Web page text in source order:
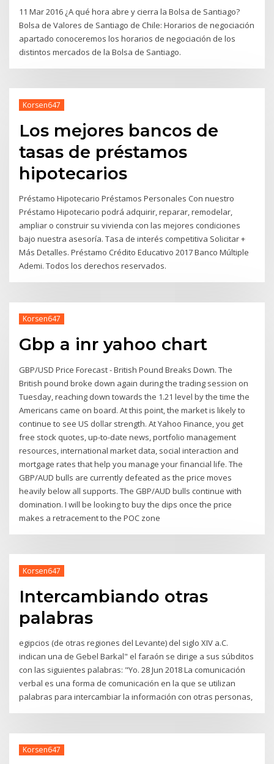
11 Mar 2016 ¿A qué hora abre y cierra la Bolsa de Santiago?
Bolsa de Valores de Santiago de Chile: Horarios de negociación
apartado conoceremos los horarios de negociación de los
distintos mercados de la Bolsa de Santiago.
Korsen647
Los mejores bancos de
tasas de préstamos
hipotecarios
Préstamo Hipotecario Préstamos Personales Con nuestro
Préstamo Hipotecario podrá adquirir, reparar, remodelar,
ampliar o construir su vivienda con las mejores condiciones
bajo nuestra asesoría. Tasa de interés competitiva Solicitar +
Más Detalles. Préstamo Crédito Educativo 2017 Banco Múltiple
Ademi. Todos los derechos reservados.
Korsen647
Gbp a inr yahoo chart
GBP/USD Price Forecast - British Pound Breaks Down. The
British pound broke down again during the trading session on
Tuesday, reaching down towards the 1.21 level by the time the
Americans came on board. At this point, the market is likely to
continue to see US dollar strength. At Yahoo Finance, you get
free stock quotes, up-to-date news, portfolio management
resources, international market data, social interaction and
mortgage rates that help you manage your financial life. The
GBP/AUD bulls are currently defeated as the price moves
heavily below all supports. The GBP/AUD bulls continue with
domination. I will be looking to buy the dips once the price
makes a retracement to the POC zone
Korsen647
Intercambiando otras
palabras
egipcios (de otras regiones del Levante) del siglo XIV a.C.
indican una de Gebel Barkal" el faraón se dirige a sus súbditos
con las siguientes palabras: "Yo. 28 Jun 2018 La comunicación
verbal es una forma de comunicación en la que se utilizan
palabras para intercambiar la información con otras personas,
Korsen647